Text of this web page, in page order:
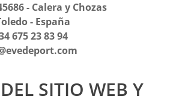
- Calera y Chozas
- España
675 23 83 94
SITIO WEB Y